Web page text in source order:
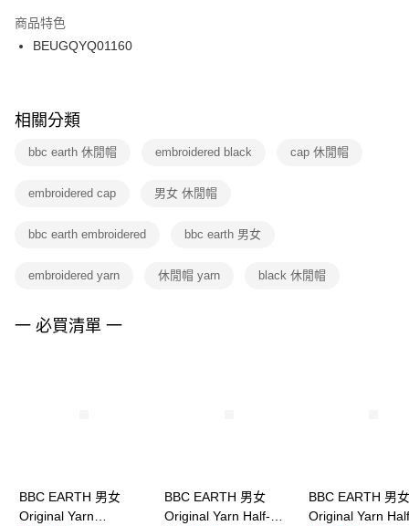
２．訂單成立數日內，您將收到繳費通知簡訊。
３．收到繳費通知簡訊後14天內，點擊此簡訊中的連結，可透過四大超商／
ATM／網路銀行／等多元方式進行付款，方視為交易完成。
※ 交易是否成功請以「AFTEE先享後付 」之結帳頁面顯示為準，若有關於
是否繳費成功／繳費後需取消欲退款等相關疑問，請聯繫「AFTEE先享後付
客戶支援中心」https://netprotections.freshdesk.com/support/home
１．透過由恩沛科技股份有限公司提供之「AFTEE先享後付」服務完成之交
權轉讓予恩沛科技股份有限公司。
３．未成年的使用者請事先徵得法定代理人或監護人之同意方可使用
４．使用「AFTEE先享後付」時，將依據個別帳號之用戶狀況，依本公司即
付款後門市自取
每筆NT$100，滿NT$1,500(含以上)免運費
商品特色
BEUGQYQ01160
相關分類
bbc earth 休閒帽 embroidered black cap 休閒帽
embroidered cap 男女 休閒帽
bbc earth embroidered bbc earth 男女
embroidered yarn 休閒帽 yarn black 休閒帽
一 必買清單 一
BBC EARTH 男女
Original Yarn
BBC EARTH 男女
Original Yarn Half-
BBC EARTH 男女
Original Yarn